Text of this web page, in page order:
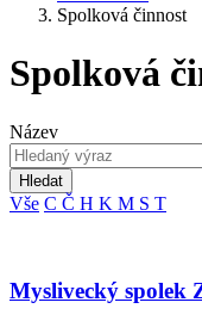
Spolková činnost
Spolková
Název
Hledat
Vše C Č H K M S T
Myslivecký spolek